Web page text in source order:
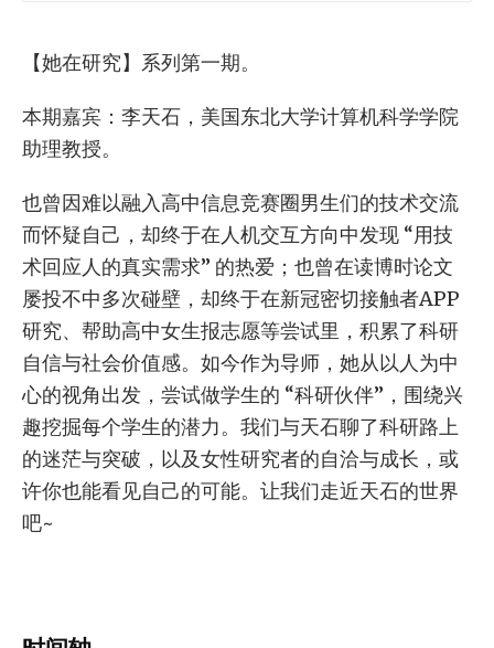
【她在研究】系列第一期。
本期嘉宾：李天石，美国东北大学计算机科学学院
助理教授。
也曾因难以融入高中信息竞赛圈男生们的技术交流
而怀疑自己，却终于在人机交互方向中发现 “用技
术回应人的真实需求” 的热爱；也曾在读博时论文
屡投不中多次碰壁，却终于在新冠密切接触者APP
研究、帮助高中女生报志愿等尝试里，积累了科研
自信与社会价值感。如今作为导师，她从以人为中
心的视角出发，尝试做学生的 “科研伙伴”，围绕兴
趣挖掘每个学生的潜力。我们与天石聊了科研路上
的迷茫与突破，以及女性研究者的自洽与成长，或
许你也能看见自己的可能。让我们走近天石的世界
吧~